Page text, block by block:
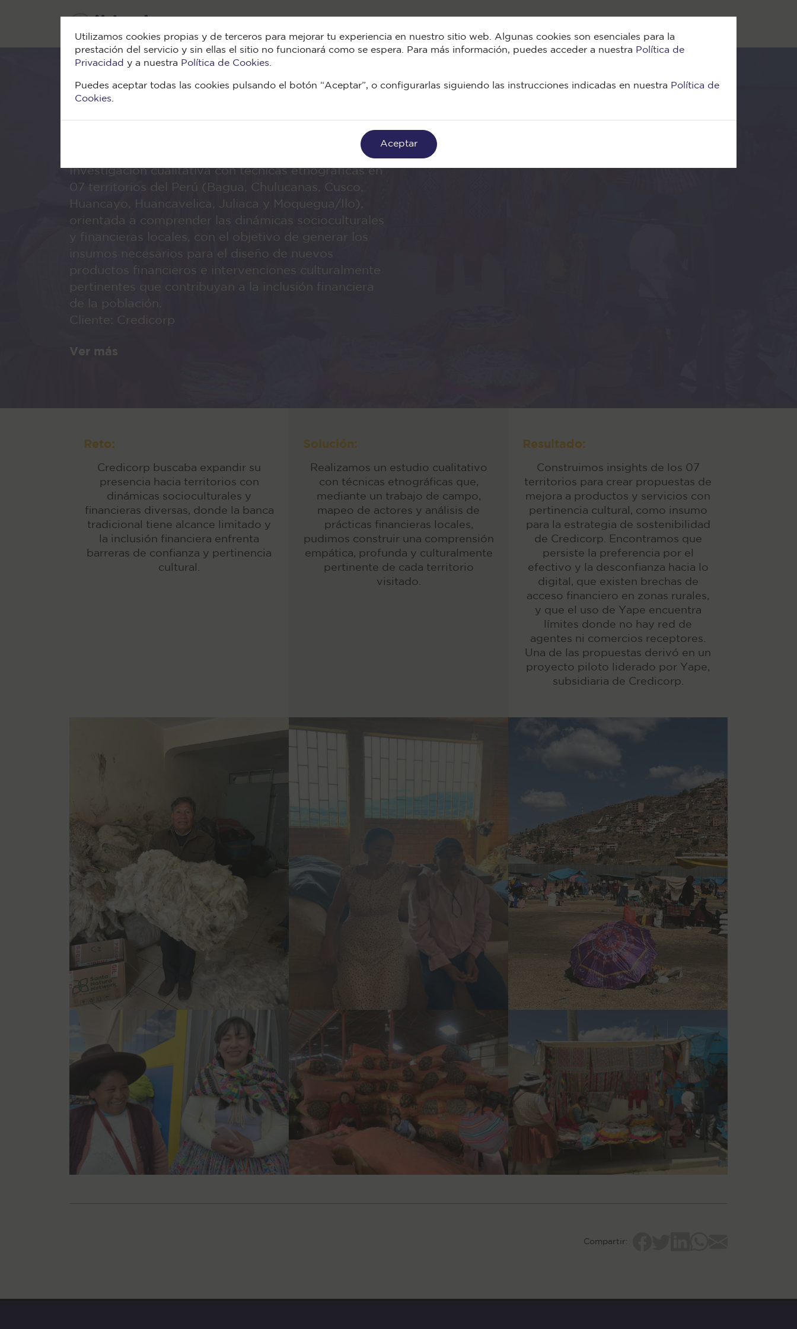
Utilizamos cookies propias y de terceros para mejorar tu experiencia en nuestro sitio web. Algunas cookies son esenciales para la
prestación del servicio y sin ellas el sitio no funcionará como se espera. Para más información, puedes acceder a nuestra Política de
Privacidad y a nuestra Política de Cookies.
Puedes aceptar todas las cookies pulsando el botón “Aceptar”, o configurarlas siguiendo las instrucciones indicadas en nuestra Política de
Cookies.
Aceptar
Investigación cualitativa con técnicas etnográficas en
07 territorios del Perú (Bagua, Chulucanas, Cusco,
Huancayo, Huancavelica, Juliaca y Moquegua/Ilo),
orientada a comprender las dinámicas socioculturales
y financieras locales, con el objetivo de generar los
insumos necesarios para el diseño de nuevos
productos financieros e intervenciones culturalmente
pertinentes que contribuyan a la inclusión financiera
de la población.
Cliente: Credicorp
Ver más
Reto:
Credicorp buscaba expandir su
presencia hacia territorios con
dinámicas socioculturales y
financieras diversas, donde la banca
tradicional tiene alcance limitado y
la inclusión financiera enfrenta
barreras de confianza y pertinencia
cultural.
Solución:
Realizamos un estudio cualitativo
con técnicas etnográficas que,
mediante un trabajo de campo,
mapeo de actores y análisis de
prácticas financieras locales,
pudimos construir una comprensión
empática, profunda y culturalmente
pertinente de cada territorio
visitado.
Resultado:
Construimos insights de los 07
territorios para crear propuestas de
mejora a productos y servicios con
pertinencia cultural, como insumo
para la estrategia de sostenibilidad
de Credicorp. Encontramos que
persiste la preferencia por el
efectivo y la desconfianza hacia lo
digital, que existen brechas de
acceso financiero en zonas rurales,
y que el uso de Yape encuentra
límites donde no hay red de
agentes ni comercios receptores.
Una de las propuestas derivó en un
proyecto piloto liderado por Yape,
subsidiaria de Credicorp.
Compartir: